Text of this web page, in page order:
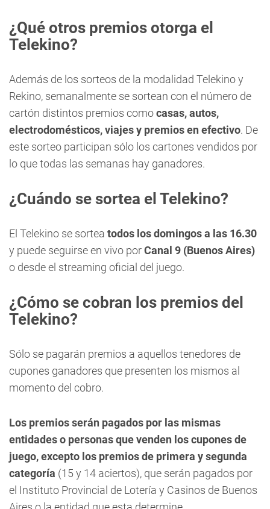
¿Qué otros premios otorga el
Telekino?
Además de los sorteos de la modalidad Telekino y
Rekino, semanalmente se sortean con el número de
cartón distintos premios comocasas, autos,
electrodomésticos, viajes y premios en efectivo. De
este sorteo participan sólo los cartones vendidos por
lo que todas las semanas hay ganadores.
¿Cuándo se sortea el Telekino?
El Telekino se sortea todos los domingos a las 16.30
y puede seguirse en vivo porCanal 9 (Buenos Aires)
o desde el streaming oficial del juego.
¿Cómo se cobran los premios del
Telekino?
Sólo se pagarán premios a aquellos tenedores de
cupones ganadores que presenten los mismos al
momento del cobro.
Los premios serán pagados por las mismas
entidades o personas que venden los cupones de
juego, excepto los premios de primera y segunda
categoría (15 y 14 aciertos), que serán pagados por
el Instituto Provincial de Lotería y Casinos de Buenos